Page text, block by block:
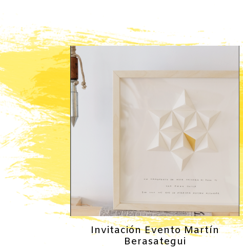
Invitación Evento Martín
Berasategui